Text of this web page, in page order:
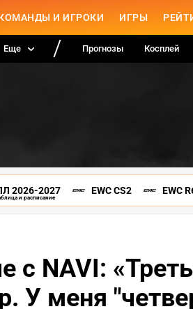
И ИГРОКИ ИГРЫ
Еще Прогнозы Косплей
2026-2027
и расписание
EWC CS2 EWC
с NAVI:
У меня